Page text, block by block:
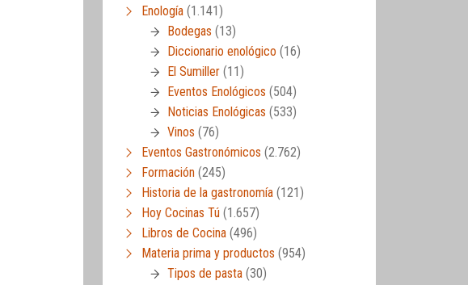
Enología (1.141)
Bodegas (13)
Diccionario enológico (16)
El Sumiller (11)
Eventos Enológicos (504)
Noticias Enológicas (533)
Vinos (76)
Eventos Gastronómicos (2.762)
Formación (245)
Historia de la gastronomía (121)
Hoy Cocinas Tú (1.657)
Libros de Cocina (496)
Materia prima y productos (954)
Tipos de pasta (30)